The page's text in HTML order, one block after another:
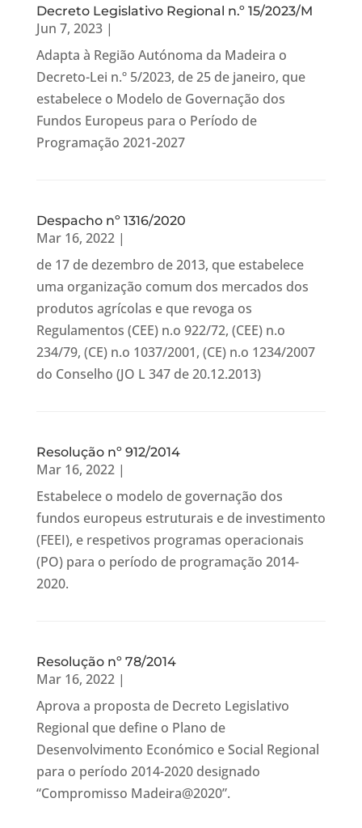
Decreto Legislativo Regional n.º 15/2023/M
Jun 7, 2023|
Adapta à Região Autónoma da Madeira o
Decreto-Lei n.º 5/2023, de 25 de janeiro, que
estabelece o Modelo de Governação dos
Fundos Europeus para o Período de
Programação 2021-2027
Despacho nº 1316/2020
Mar 16, 2022|
de 17 de dezembro de 2013, que estabelece
uma organização comum dos mercados dos
produtos agrícolas e que revoga os
Regulamentos (CEE) n.o 922/72, (CEE) n.o
234/79, (CE) n.o 1037/2001, (CE) n.o 1234/2007
do Conselho (JO L 347 de 20.12.2013)
Resolução nº 912/2014
Mar 16, 2022|
Estabelece o modelo de governação dos
fundos europeus estruturais e de investimento
(FEEI), e respetivos programas operacionais
(PO) para o período de programação 2014-
2020.
Resolução nº 78/2014
Mar 16, 2022|
Aprova a proposta de Decreto Legislativo
Regional que define o Plano de
Desenvolvimento Económico e Social Regional
para o período 2014-2020 designado
“Compromisso Madeira@2020”.